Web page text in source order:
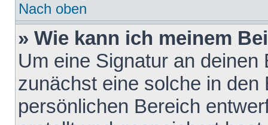
Nach oben
» Wie kann ich meinem
Um eine Signatur an
zunächst eine solche in den
persönlichen Bereich